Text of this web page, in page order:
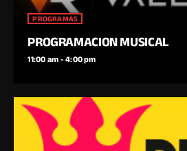
PROGRAMAS
PROGRAMACION MUSICAL
11:00 am - 4:00 pm